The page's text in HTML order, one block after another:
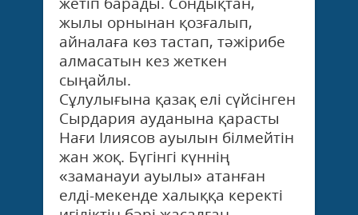
жылы орнынан қозғалып,
айналаға көз тастап, тәжірибе
алмасатын кез жеткен
сыңайлы.
Сұлулығына қазақ елі сүйсінген
Сырдария ауданына қарасты
Нағи Ілиясов ауылын білмейтін
жан жоқ. Бүгінгі күннің
«заманауи ауылы» атанған
елді-мекенде халыққа керекті